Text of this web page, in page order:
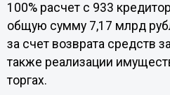
100% расчет с 933
общую сумму 7,17 млрд
за счет возврата средств
также реализации
торгах.